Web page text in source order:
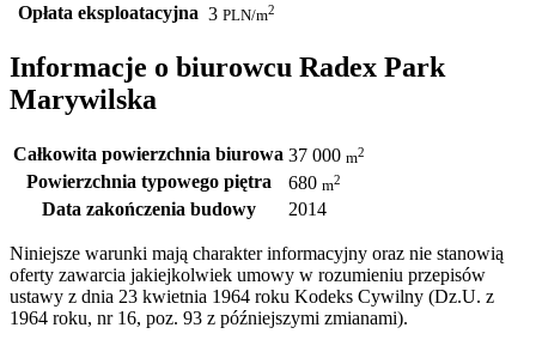
Opłata eksploatacyjna 3 PLN/m2
Informacje o biurowcu Radex Park
Marywilska
Całkowita powierzchnia biurowa 37 000 m2
Powierzchnia typowego piętra 680 m2
Data zakończenia budowy 2014
Niniejsze warunki mają charakter informacyjny oraz nie stanowią
oferty zawarcia jakiejkolwiek umowy w rozumieniu przepisów
ustawy z dnia 23 kwietnia 1964 roku Kodeks Cywilny (Dz.U. z
1964 roku, nr 16, poz. 93 z późniejszymi zmianami).